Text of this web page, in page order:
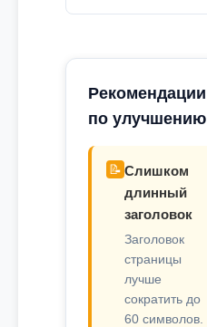
Рекомендации
по улучшению
📝 Слишком
длинный
заголовок
Заголовок
страницы
лучше
сократить до
60 символов.